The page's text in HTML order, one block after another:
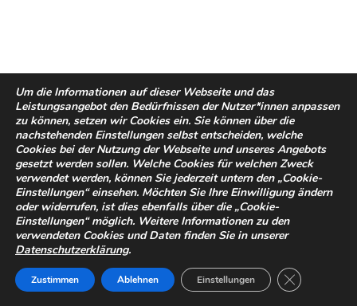
Um die Informationen auf dieser Webseite und das
Leistungsangebot den Bedürfnissen der Nutzer*innen anpassen
zu können, setzen wir Cookies ein. Sie können über die
nachstehenden Einstellungen selbst entscheiden, welche
Cookies bei der Nutzung der Webseite und unseres Angebots
gesetzt werden sollen. Welche Cookies für welchen Zweck
verwendet werden, können Sie jederzeit untern den „Cookie-
Einstellungen“ einsehen. Möchten Sie Ihre Einwilligung ändern
oder widerrufen, ist dies ebenfalls über die „Cookie-
Einstellungen“ möglich. Weitere Informationen zu den
verwendeten Cookies und Daten finden Sie in unserer
Datenschutzerklärung.
Zustimmen Ablehnen Einstellungen GDPR